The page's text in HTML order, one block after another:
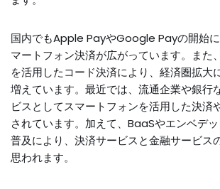
国内でもApple PayやGoogle Payの開始
マートフォン決済が広がっています。また
を活用したコード決済により、経済圏拡大
増えています。最近では、流通企業や銀行
ビスとしてスマートフォンを活用した決済
されています。加えて、BaaSやエンベデ
普及により、決済サービスと金融サービス
思われます。